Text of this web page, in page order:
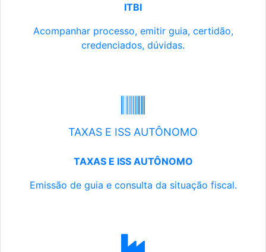
ITBI
Acompanhar processo, emitir guia, certidão,
credenciados, dúvidas.
TAXAS E ISS AUTÔNOMO
TAXAS E ISS AUTÔNOMO
Emissão de guia e consulta da situação fiscal.